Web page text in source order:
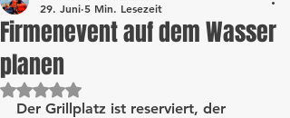
Firmenevent auf dem Wasser
planen
29. Juni 5 Min. Lesezeit
Mit NaN von 5 Sternen bewertet.
Der Grillplatz ist reserviert, der